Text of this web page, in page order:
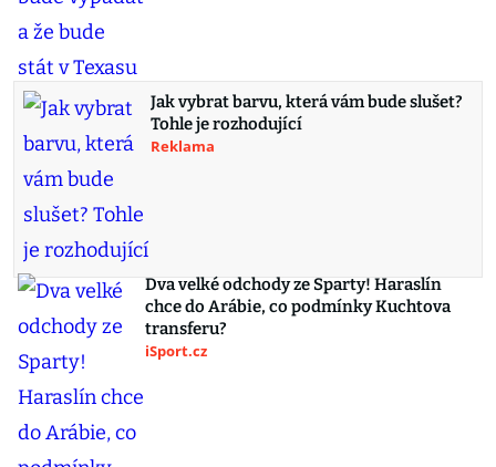
Jak vybrat barvu, která vám bude slušet?
Tohle je rozhodující
Reklama
Dva velké odchody ze Sparty! Haraslín
chce do Arábie, co podmínky Kuchtova
transferu?
iSport.cz